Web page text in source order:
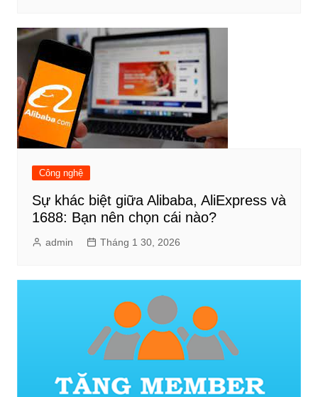
Công nghệ
Sự khác biệt giữa Alibaba, AliExpress và
1688: Bạn nên chọn cái nào?
admin Tháng 1 30, 2026